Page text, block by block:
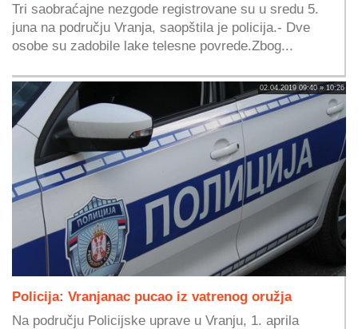
Tri saobraćajne nezgode registrovane su u sredu 5.
juna na području Vranja, saopštila je policija.- Dve
osobe su zadobile lake telesne povrede.Zbog...
02.04.2019 09:40 » 10:26
Policija: Vranjanac pucao iz vatrenog oružja
Na području Policijske uprave u Vranju, 1. aprila